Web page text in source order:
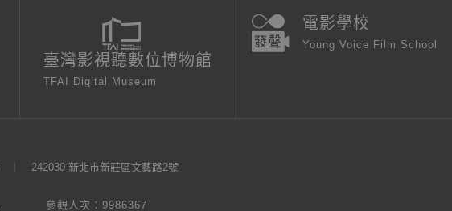
臺灣影視聽數位博物館
TFAI Digital Museum
電影學校
Young Voice Film School
242030 新北市新莊區文藝路2號
參觀人次：9986367